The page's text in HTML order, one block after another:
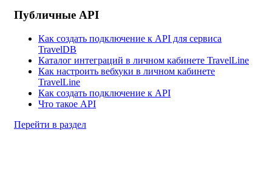
Публичные API
Как создать подключение к API для сервиса
TravelDB
Каталог интеграций в личном кабинете TravelLine
Как настроить вебхуки в личном кабинете
TravelLine
Как создать подключение к API
Что такое API
Перейти в раздел